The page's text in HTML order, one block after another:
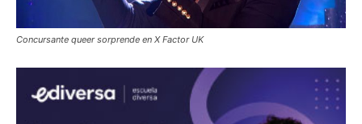
Concursante queer sorprende en X Factor UK